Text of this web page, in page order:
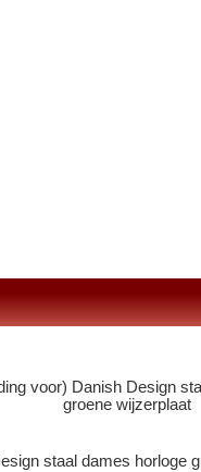
staal dames horloge